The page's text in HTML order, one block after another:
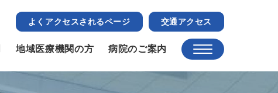
よくアクセスされるページ 交通アクセス
地域医療機関の方 病院のご案内